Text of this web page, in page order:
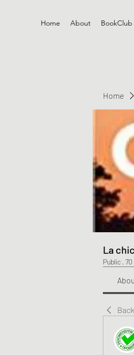
Home About BookClub
Home
La
Public ·
Back